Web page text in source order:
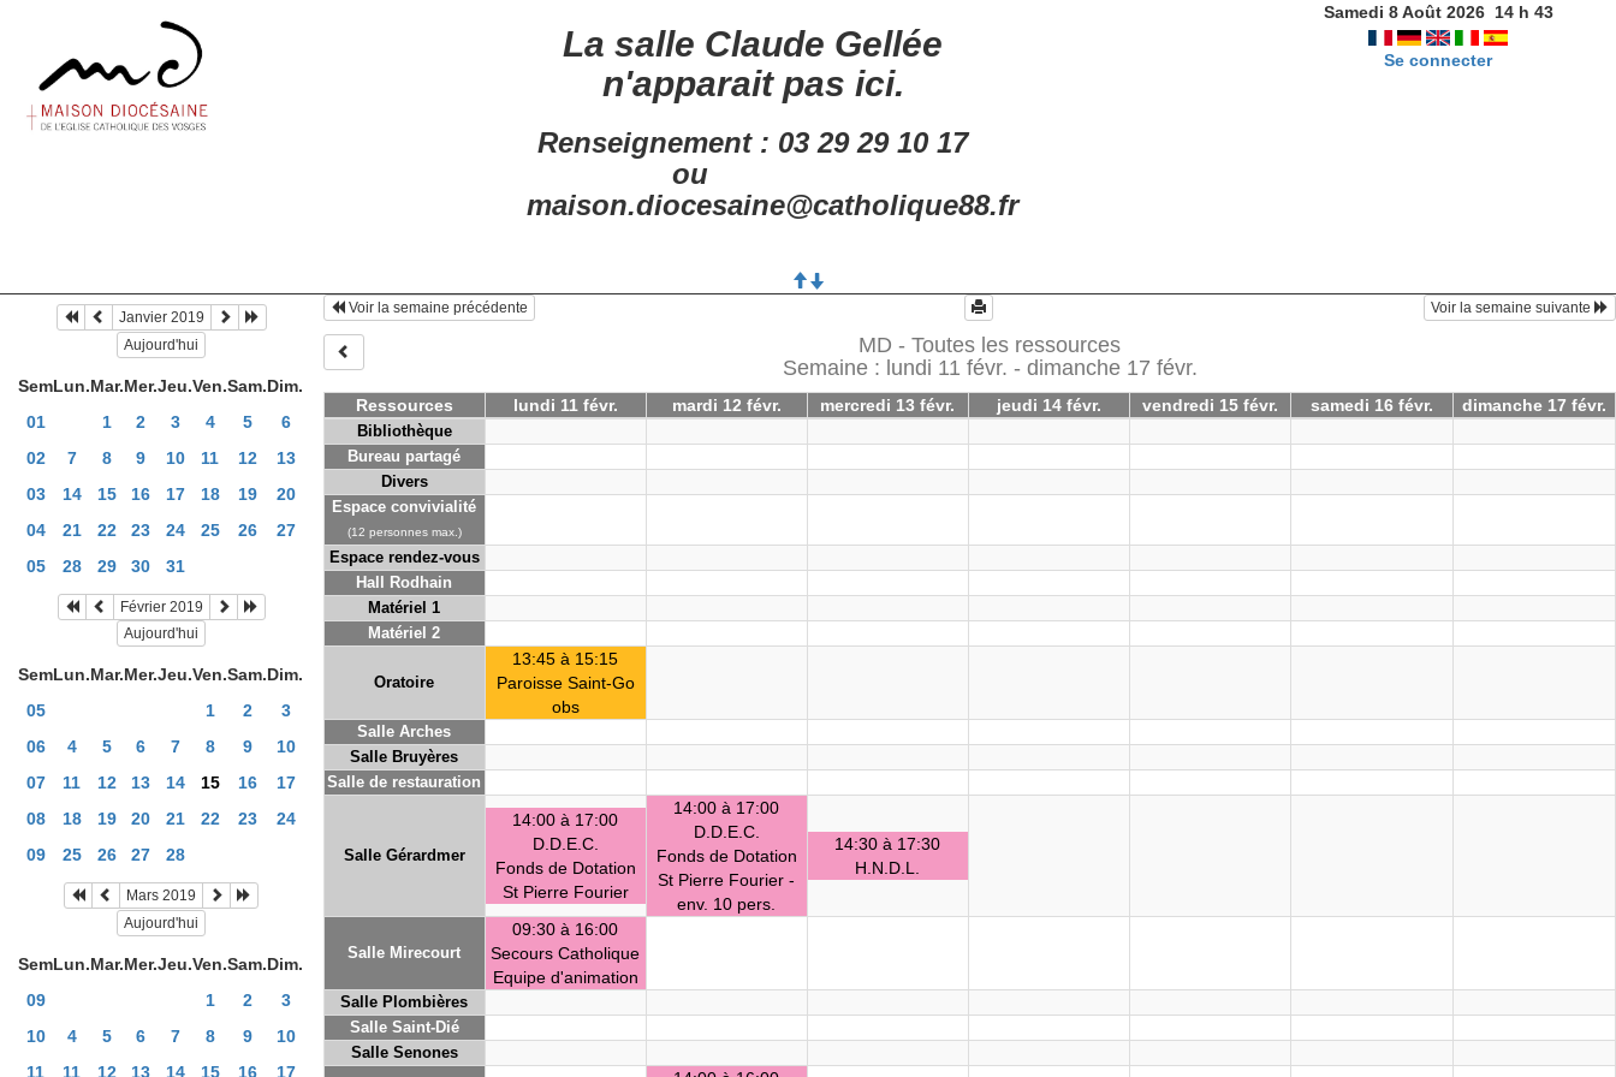
La salle Claude Gellée
n'apparait pas ici.
Renseignement : 03 29 29 10 17
ou
maison.diocesaine@catholique88.fr
Samedi 8 Août 2026 14h 43
Se connecter
Janvier 2019
Aujourd'hui
SemLun.Mar.Mer.Jeu.Ven.Sam.Dim.
01
1 2 3 4 5
6
02
7 8 9 10 11 12
13
03
14 15 16 17 18 19
20
04
21 22 23 24 25 26
27
05
28 29 30 31
Février 2019
Aujourd'hui
SemLun.Mar.Mer.Jeu.Ven.Sam.Dim.
05
1 2
3
06
4 5 6 7 8 9
10
07
11 12 13 14 15 16
17
08
18 19 20 21 22 23
24
09
25 26 27 28
Mars 2019
Aujourd'hui
SemLun.Mar.Mer.Jeu.Ven.Sam.Dim.
09
1 2
3
10
4 5 6 7 8 9
10
11
11 12 13 14 15 16 17
Voir la semaine précédente Voir la semaine suivante
MD - Toutes les ressources
Semaine : lundi 11 févr. - dimanche 17 févr.
Ressources lundi 11 févr. mardi 12 févr. mercredi 13 févr. jeudi 14 févr. vendredi 15 févr. samedi 16 févr. dimanche 17 févr.
Bibliothèque
Bureau partagé
Divers
Espace convivialité
(12 personnes max.)
Espace rendez-vous
Hall Rodhain
Matériel 1
Matériel 2
Oratoire
13:45 à 15:15
Paroisse Saint-Go
obs
Salle Arches
Salle Bruyères
Salle de restauration
Salle Gérardmer
14:00 à 17:00
D.D.E.C.
Fonds de Dotation
St Pierre Fourier
14:00 à 17:00
D.D.E.C.
Fonds de Dotation
St Pierre Fourier -
env. 10 pers.
14:30 à 17:30
H.N.D.L.
Salle Mirecourt
09:30 à 16:00
Secours Catholique
Equipe d'animation
Salle Plombières
Salle Saint-Dié
Salle Senones